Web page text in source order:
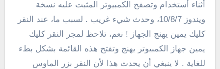
ويندوز 10/8/7،
وحدث شيء غريب . لسبب ما، عند النقر
كليك يمين يهنج الجهاز ! نعم، تلاحظ لمجر النقر كليك
يمين جهاز الكمبيوتر يهنج وتفتح هذه القائمة بشكل بطء
للغاية . لا ينبغي أن يحدث هذا لأن النقر بزر الماوس